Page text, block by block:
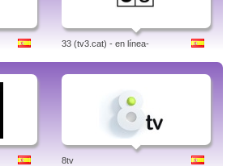
33 (tv3.cat) - en línea-
8tv